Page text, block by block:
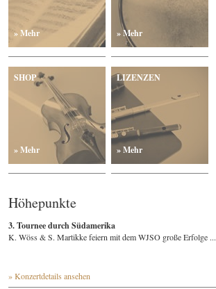
» Mehr » Mehr
SHOP
» Mehr
LIZENZEN
» Mehr
Höhepunkte
3. Tournee durch Südamerika
K. Wöss & S. Martikke feiern mit dem WJSO große Erfolge ...
» Konzertdetails ansehen